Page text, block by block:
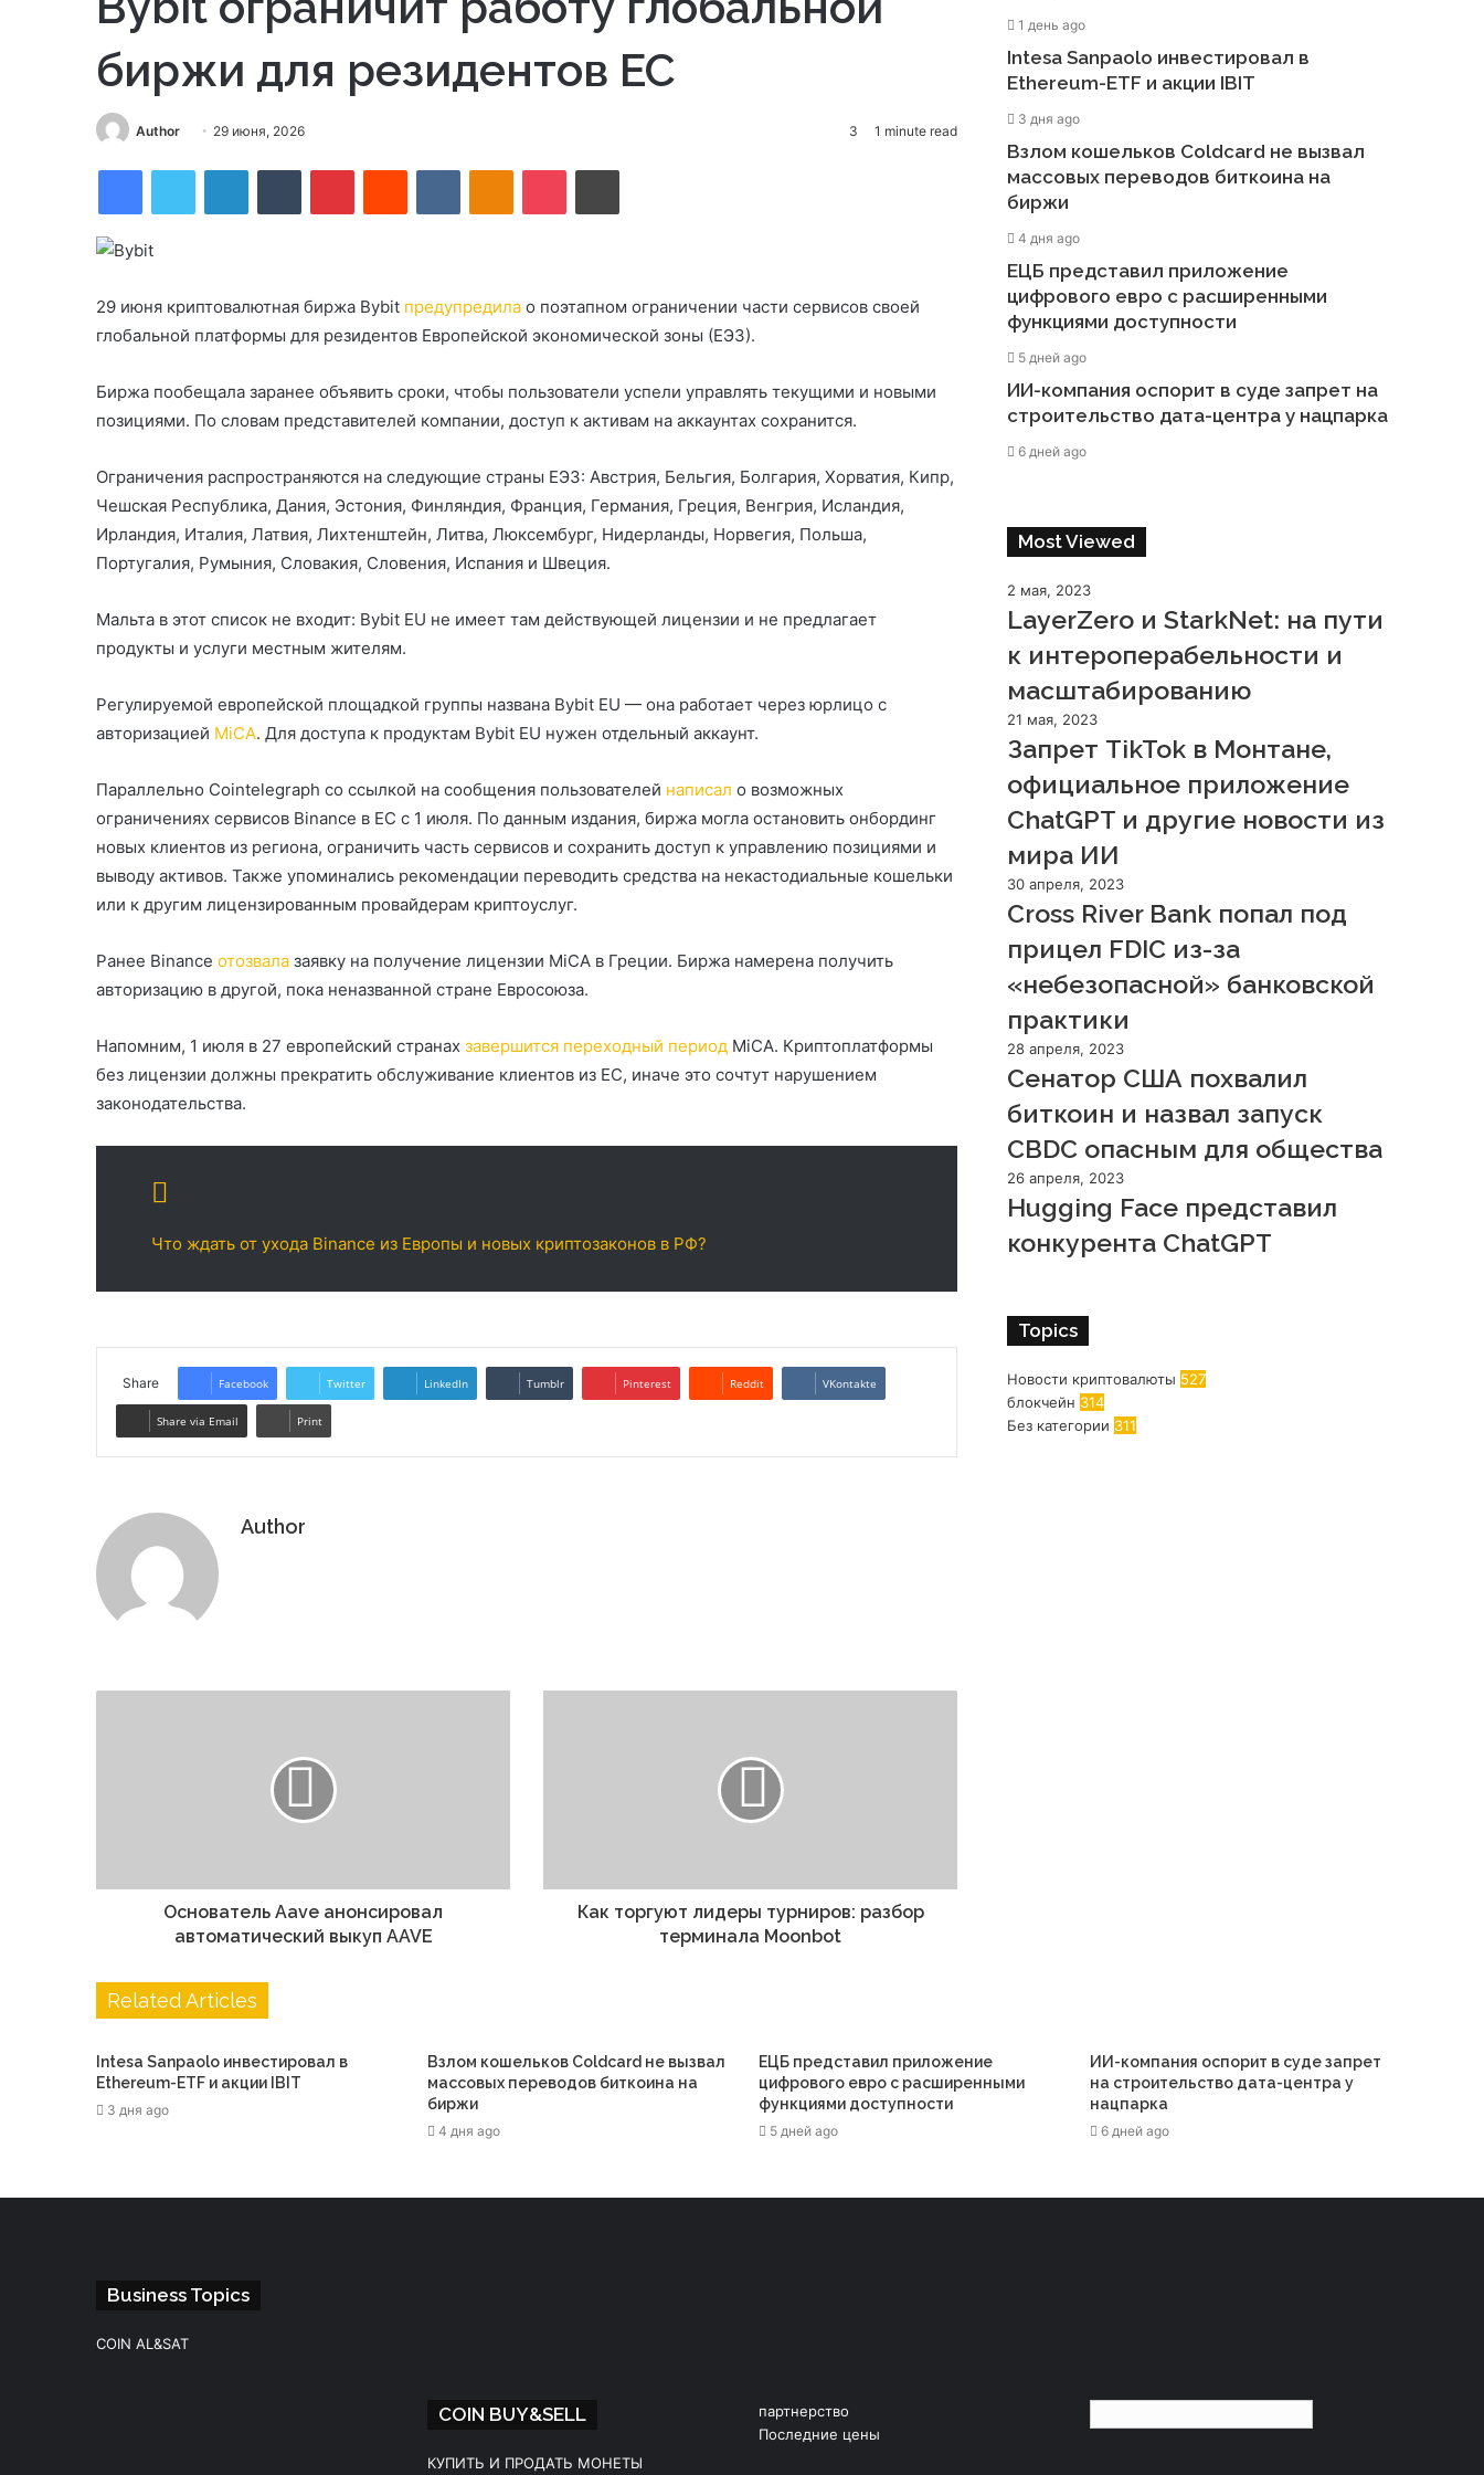
биржи для резидентов ЕС
Author
Send 29 июня, 2026 3 1 minute read
FacebookTwitter LinkedInTumblr PinterestReddit VKontakteOdnoklassniki
Pocket Print
29 июня криптовалютная биржа Bybit предупредила о поэтапном ограничении части сервисов своей
глобальной платформы для резидентов Европейской экономической зоны (ЕЭЗ).
Биржа пообещала заранее объявить сроки, чтобы пользователи успели управлять текущими и новыми
позициями. По словам представителей компании, доступ к активам на аккаунтах сохранится.
Ограничения распространяются на следующие страны ЕЭЗ: Австрия, Бельгия, Болгария, Хорватия, Кипр,
Чешская Республика, Дания, Эстония, Финляндия, Франция, Германия, Греция, Венгрия, Исландия,
Ирландия, Италия, Латвия, Лихтенштейн, Литва, Люксембург, Нидерланды, Норвегия, Польша,
Португалия, Румыния, Словакия, Словения, Испания и Швеция.
Мальта в этот список не входит: Bybit EU не имеет там действующей лицензии и не предлагает
продукты и услуги местным жителям.
Регулируемой европейской площадкой группы названа Bybit EU — она работает через юрлицо с
авторизацией MiCA. Для доступа к продуктам Bybit EU нужен отдельный аккаунт.
Параллельно Cointelegraph со ссылкой на сообщения пользователей написал о возможных
ограничениях сервисов Binance в ЕС с 1 июля. По данным издания, биржа могла остановить онбординг
новых клиентов из региона, ограничить часть сервисов и сохранить доступ к управлению позициями и
выводу активов. Также упоминались рекомендации переводить средства на некастодиальные кошельки
или к другим лицензированным провайдерам криптоуслуг.
Ранее Binance отозвала заявку на получение лицензии MiCA в Греции. Биржа намерена получить
авторизацию в другой, пока неназванной стране Евросоюза.
Напомним, 1 июля в 27 европейский странах завершится переходный период MiCA. Криптоплатформы
без лицензии должны прекратить обслуживание клиентов из ЕС, иначе это сочтут нарушением
законодательства.
Что ждать от ухода Binance из Европы и новых криптозаконов в РФ?
Share Facebook Twitter LinkedIn Tumblr Pinterest Reddit VKontakte
Share via Email Print
Author
Основатель Aave анонсировал
автоматический выкуп AAVE
Как торгуют лидеры турниров: разбор
терминала Moonbot
1 день ago
Intesa Sanpaolo инвестировал в
Ethereum-ETF и акции IBIT
3 дня ago
Взлом кошельков Coldcard не вызвал
массовых переводов биткоина на
биржи
4 дня ago
ЕЦБ представил приложение
цифрового евро с расширенными
функциями доступности
5 дней ago
ИИ-компания оспорит в суде запрет на
строительство дата-центра у нацпарка
6 дней ago
Most Viewed
2 мая, 2023
LayerZero и StarkNet: на пути
к интероперабельности и
масштабированию
21 мая, 2023
Запрет TikTok в Монтане,
официальное приложение
ChatGPT и другие новости из
мира ИИ
30 апреля, 2023
Cross River Bank попал под
прицел FDIC из-за
«небезопасной» банковской
практики
28 апреля, 2023
Сенатор США похвалил
биткоин и назвал запуск
CBDC опасным для общества
26 апреля, 2023
Hugging Face представил
конкурента ChatGPT
Topics
Новости криптовалюты 527
блокчейн 314
Без категории 311
Related Articles
Intesa Sanpaolo инвестировал в
Ethereum-ETF и акции IBIT
3 дня ago
Взлом кошельков Coldcard не вызвал
массовых переводов биткоина на
биржи
4 дня ago
ЕЦБ представил приложение
цифрового евро с расширенными
функциями доступности
5 дней ago
ИИ-компания оспорит в суде запрет
на строительство дата-центра у
нацпарка
6 дней ago
Business Topics
COIN AL&SAT
COIN BUY&SELL
КУПИТЬ И ПРОДАТЬ МОНЕТЫ
партнерство
Последние цены